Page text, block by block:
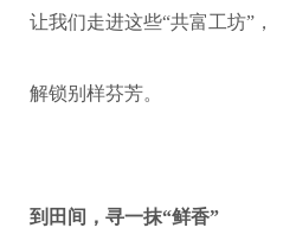
让我们走进这些“共富工坊”，
解锁别样芬芳。
到田间，寻一抹“鲜香”